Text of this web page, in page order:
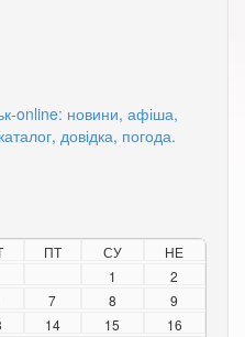
online: новини, афіша,
довідка, погода.
ПТ СУ
НЕ
1
2
7 8
9
14 15
16